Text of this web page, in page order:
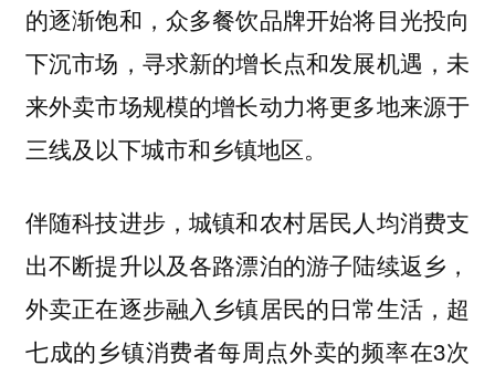
的逐渐饱和，众多餐饮品牌开始将目光投向
下沉市场，寻求新的增长点和发展机遇，未
来外卖市场规模的增长动力将更多地来源于
三线及以下城市和乡镇地区。
伴随科技进步，城镇和农村居民人均消费支
出不断提升以及各路漂泊的游子陆续返乡，
外卖正在逐步融入乡镇居民的日常生活，超
七成的乡镇消费者每周点外卖的频率在3次